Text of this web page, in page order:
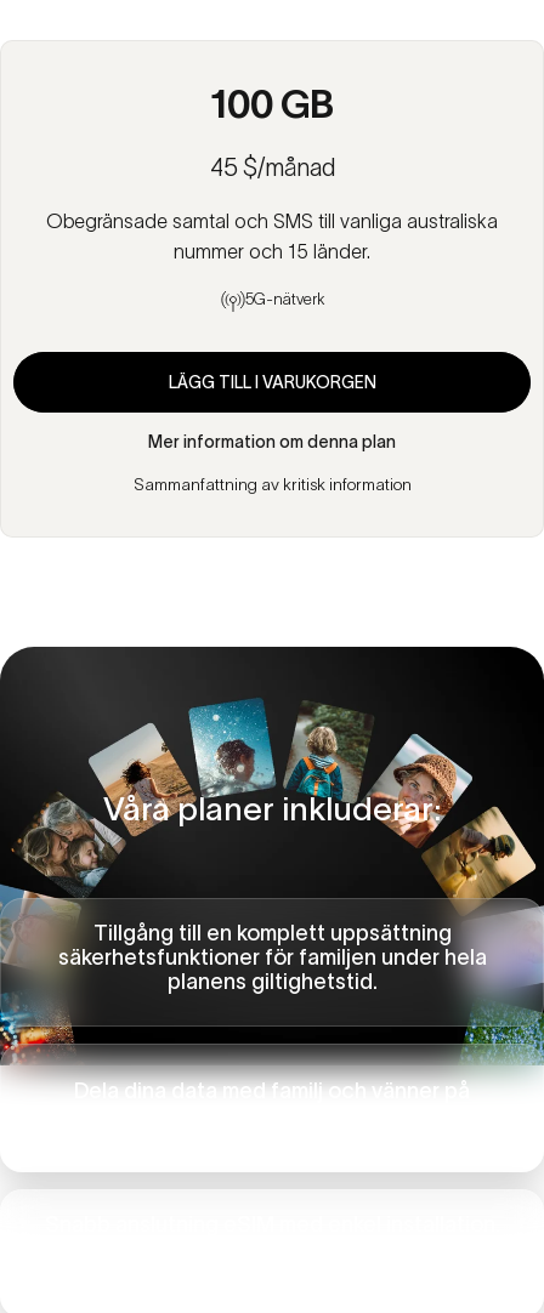
100 GB
45 $/månad
Obegränsade samtal och SMS till vanliga australiska
nummer och 15 länder.
5G-nätverk
LÄGG TILL I VARUKORGEN
Mer information om denna plan
Sammanfattning av kritisk information
Våra planer inkluderar:
Tillgång till en komplett uppsättning
säkerhetsfunktioner för familjen under hela
planens giltighetstid.
Dela dina data med familj och vänner på